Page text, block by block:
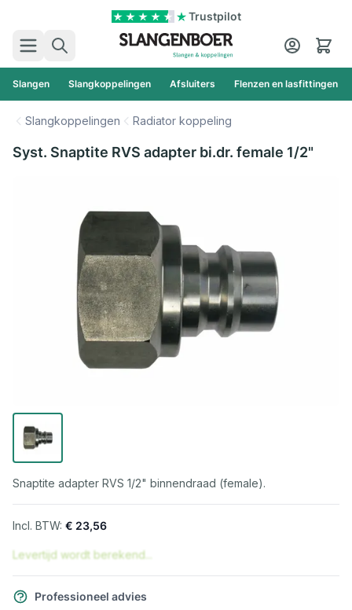
Trustpilot
Zoek
Cart
Slangen Slangkoppelingen Afsluiters Flenzen en lasfittingen
Slangkoppelingen Radiator koppeling
Syst. Snaptite RVS adapter bi.dr. female 1/2"
Snaptite adapter RVS 1/2" binnendraad (female).
€ 23,56
Levertijd wordt berekend...
Professioneel advies